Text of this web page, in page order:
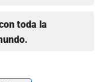
toda la